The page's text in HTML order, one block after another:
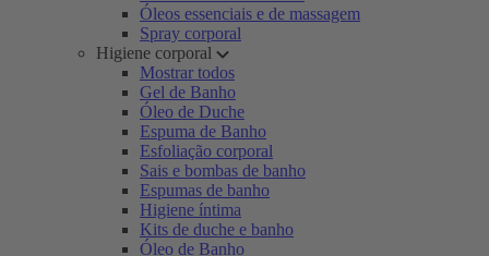
Óleos essenciais e de massagem
Spray corporal
Higiene corporal
Mostrar todos
Gel de Banho
Óleo de Duche
Espuma de Banho
Esfoliação corporal
Sais e bombas de banho
Espumas de banho
Higiene íntima
Kits de duche e banho
Óleo de Banho